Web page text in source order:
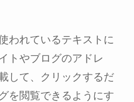
われているテキストに
トやブログのアドレ
して、クリックするだ
を閲覧できるようにす